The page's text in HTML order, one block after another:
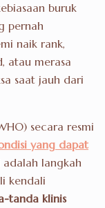
buruk
pernah
naik rank,
atau merasa
saat jauh dari
secara resmi
yang dapat
langkah
kendali
tanda klinis